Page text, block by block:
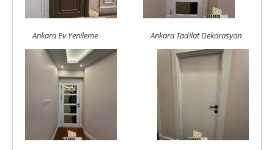
Ankara Ev Yenileme Ankara Tadilat Dekorasyon